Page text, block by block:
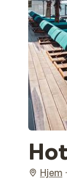
Hjem